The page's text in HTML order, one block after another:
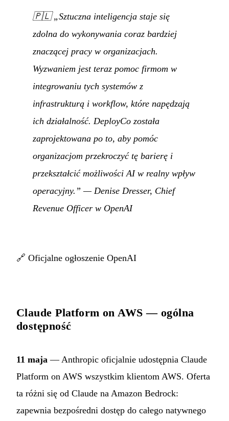
🇵🇱„Sztuczna inteligencja staje się
zdolna do wykonywania coraz bardziej
znaczącej pracy w organizacjach.
Wyzwaniem jest teraz pomoc firmom w
integrowaniu tych systemów z
infrastrukturą i workflow, które napędzają
ich działalność. DeployCo została
zaprojektowana po to, aby pomóc
organizacjom przekroczyć tę barierę i
przekształcić możliwości AI w realny wpływ
operacyjny.” — Denise Dresser, Chief
Revenue Officer w OpenAI
🔗 Oficjalne ogłoszenie OpenAI
Claude Platform on AWS — ogólna
dostępność
11 maja — Anthropic oficjalnie udostępnia Claude
Platform on AWS wszystkim klientom AWS. Oferta
ta różni się od Claude na Amazon Bedrock:
zapewnia bezpośredni dostęp do całego natywnego